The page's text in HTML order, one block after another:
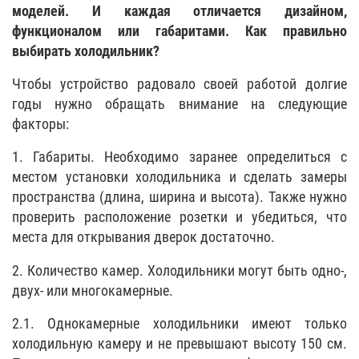
моделей. И каждая отличается дизайном,
функционалом или габаритами. Как правильно
выбирать холодильник?
Чтобы устройство радовало своей работой долгие
годы нужно обращать внимание на следующие
факторы:
1. Габариты. Необходимо заранее определиться с
местом установки холодильника и сделать замеры
пространства (длина, ширина и высота). Также нужно
проверить расположение розетки и убедиться, что
места для открывания дверок достаточно.
2. Количество камер. Холодильники могут быть одно-,
двух- или многокамерные.
2.1. Однокамерные холодильники имеют только
холодильную камеру и не превышают высоту 150 см.